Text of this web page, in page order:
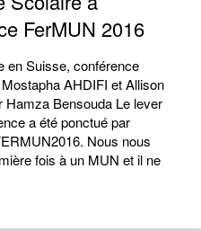
FerMUN 2016
en Suisse, conférence
AHDIFI et Allison
Hamza Bensouda Le lever
a été ponctué par
Nous nous
fois à un MUN et il ne